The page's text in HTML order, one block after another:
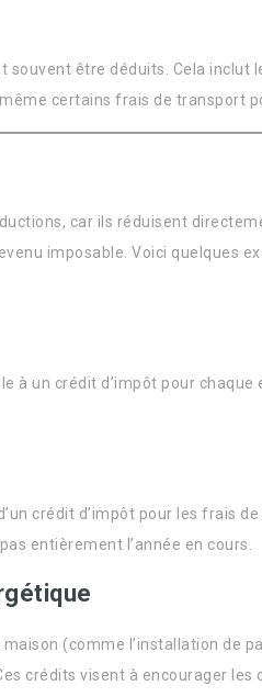
souvent être déduits. Cela inclut
certains frais de transport
car ils réduisent
imposable. Voici quelques
à un crédit d’impôt pour
crédit d’impôt pour les frais
entièrement l’année en cours.
(comme l’installation de
crédits visent à encourager les